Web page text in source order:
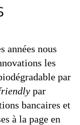
années nous
les
par
par
bancaires et
à la page en